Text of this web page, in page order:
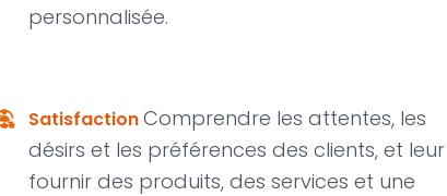
personnalisée.
SatisfactionComprendre les attentes, les
désirs et les préférences des clients, et leur
fournir des produits, des services et une